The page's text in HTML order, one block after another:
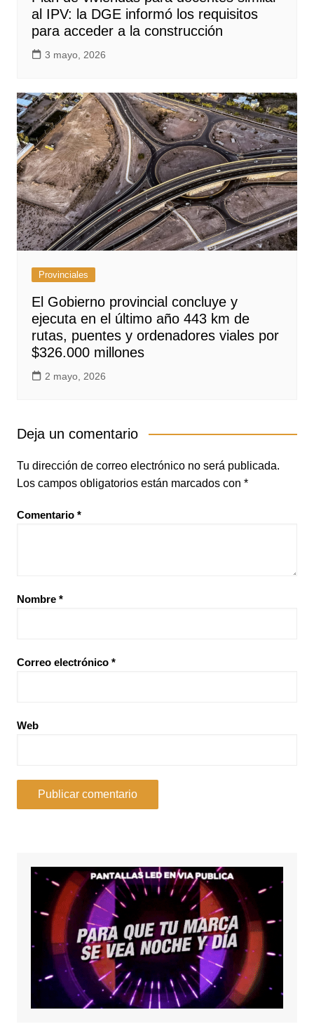
al IPV: la DGE informó los requisitos
para acceder a la construcción
3 mayo, 2026
Provinciales
El Gobierno provincial concluye y
ejecuta en el último año 443 km de
rutas, puentes y ordenadores viales por
$326.000 millones
2 mayo, 2026
Deja un comentario
Tu dirección de correo electrónico no será publicada.
Los campos obligatorios están marcados con *
Comentario *
Nombre *
Correo electrónico *
Web